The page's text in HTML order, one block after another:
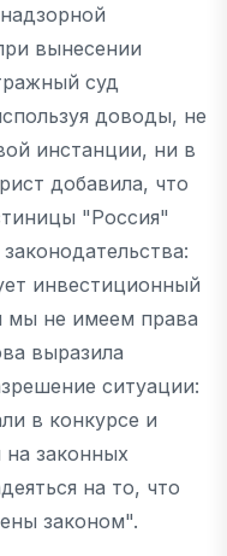
вынесении
суд
доводы, не
инстанции, ни в
добавила, что
"Россия"
инвестиционный
мы не имеем права
выразила
ситуации:
в конкурсе и
законных
на то, что
законом".